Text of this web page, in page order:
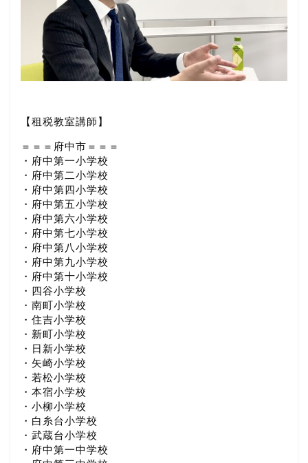
【租税教室講師】
＝＝＝府中市＝＝＝
・府中第一小学校
・府中第二小学校
・府中第四小学校
・府中第五小学校
・府中第六小学校
・府中第七小学校
・府中第八小学校
・府中第九小学校
・府中第十小学校
・四谷小学校
・南町小学校
・住吉小学校
・新町小学校
・日新小学校
・矢崎小学校
・若松小学校
・本宿小学校
・小柳小学校
・白糸台小学校
・武蔵台小学校
・府中第一中学校